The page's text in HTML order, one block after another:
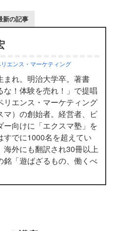
新の記事
エンス・マーケティング
まれ。明治大学卒。著書
な！体験を売れ！」で提唱
リエンス・マーケティング
マ）の創始者。経営者、ビ
ー向けに「エクスマ塾」を
すでに1000名を超えてい
海外にも翻訳され30冊以上
銘「遊ばざるもの、働くべ